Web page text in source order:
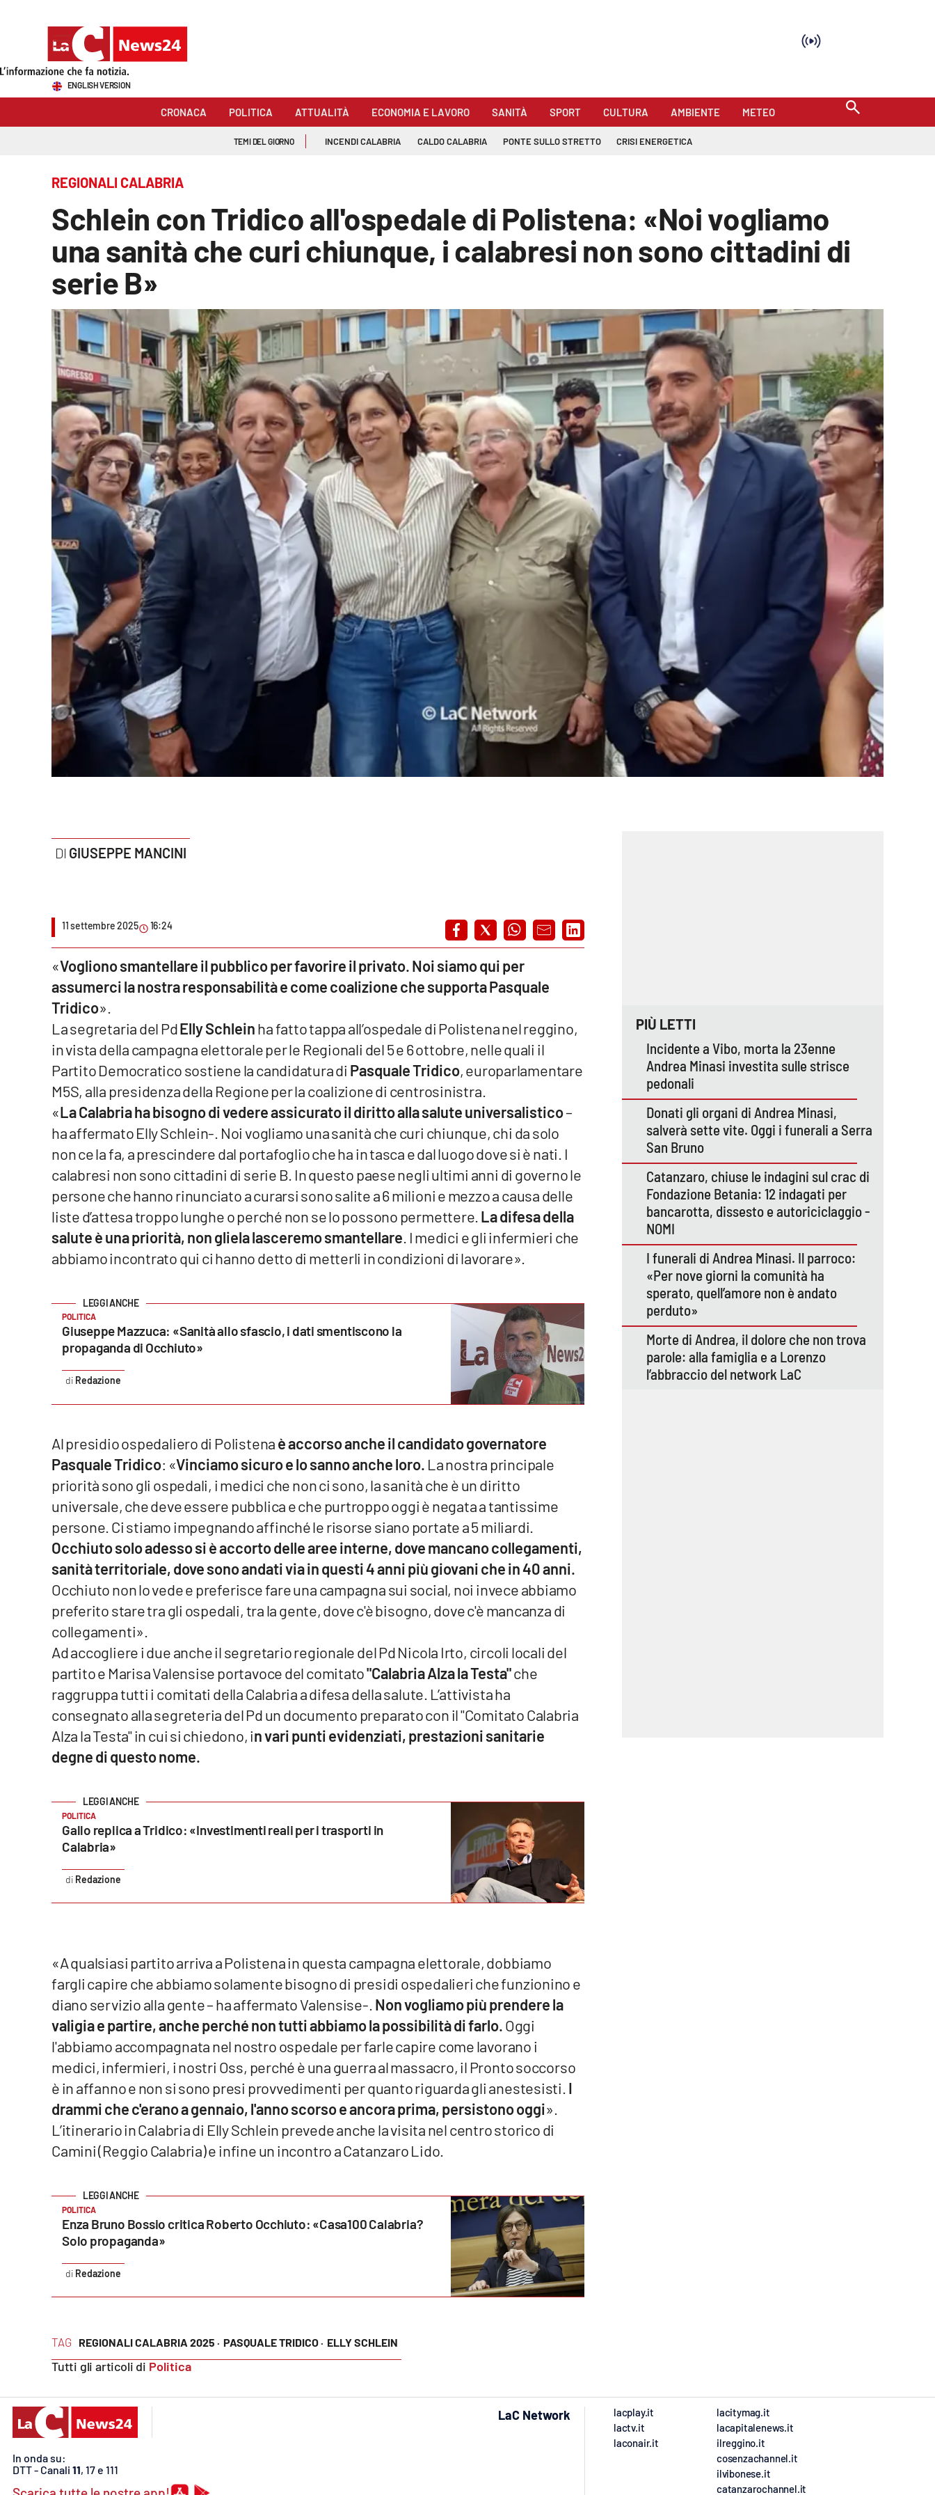
Sezioni
Economia e lavoro
Italia Mondo
Economia e Lavoro
Rubriche
Leggendo Alvaro insieme
Le perfidie di Antonella Grippo
Venti di comunicazione
Streaming
Vibo Valentia
Calabriavisione
Lacapitalenews.it
Cosenzachannel.it
Vai
Cookie policy
ENGLISH VERSION
CRONACA POLITICA ATTUALITÀ ECONOMIA E LAVORO SANITÀ SPORT CULTURA AMBIENTE METEO
TEMI DEL GIORNO INCENDI CALABRIA CALDO CALABRIA PONTE SULLO STRETTO CRISI ENERGETICA
REGIONALI CALABRIA
Schlein con Tridico all'ospedale di Polistena: «Noi vogliamo
una sanità che curi chiunque, i calabresi non sono cittadini di
serie B»
GIUSEPPE MANCINI
11 settembre 2025 16:24
TAG REGIONALI CALABRIA 2025 · PASQUALE TRIDICO · ELLY SCHLEIN
Tutti gli articoli di Politica
«Vogliono smantellare il pubblico per favorire il privato. Noi siamo qui per
assumerci la nostra responsabilità e come coalizione che supporta Pasquale
Tridico».
La segretaria del PdElly Schleinha fatto tappa all’ospedale di Polistena nel reggino,
in vista della campagna elettorale per le Regionali del 5 e 6 ottobre, nelle quali il
Partito Democratico sostiene la candidatura di Pasquale Tridico, europarlamentare
M5S, alla presidenza della Regione per la coalizione di centrosinistra.
«La Calabria ha bisogno di vedere assicurato il diritto alla salute universalistico–
ha affermato Elly Schlein-. Noi vogliamo una sanità che curi chiunque, chi da solo
non ce la fa, a prescindere dal portafoglio che ha in tasca e dal luogo dove si è nati. I
calabresi non sono cittadini di serie B. In questo paese negli ultimi anni di governo le
persone che hanno rinunciato a curarsi sono salite a 6 milioni e mezzo a causa delle
liste d’attesa troppo lunghe o perché non se lo possono permettere. La difesa della
salute è una priorità, non gliela lasceremo smantellare . I medici e gli infermieri che
abbiamo incontrato qui ci hanno detto di metterli in condizioni di lavorare».
POLITICA
Giuseppe Mazzuca: «Sanità allo sfascio, i dati smentiscono la
propaganda di Occhiuto»
Redazione
Al presidio ospedaliero di Polistenaè accorso anche il candidato governatore
Pasquale Tridico: «Vinciamo sicuro e lo sanno anche loro. La nostra principale
priorità sono gli ospedali, i medici che non ci sono, la sanità che è un diritto
universale, che deve essere pubblica e che purtroppo oggi è negata a tantissime
persone. Ci stiamo impegnando affinché le risorse siano portate a 5 miliardi.
Occhiuto solo adesso si è accorto delle aree interne, dove mancano collegamenti,
sanità territoriale, dove sono andati via in questi 4 anni più giovani che in 40 anni.
Occhiuto non lo vede e preferisce fare una campagna sui social, noi invece abbiamo
preferito stare tra gli ospedali, tra la gente, dove c'è bisogno, dove c'è mancanza di
collegamenti».
Ad accogliere i due anche il segretario regionale del Pd Nicola Irto, circoli locali del
partito e Marisa Valensise portavoce del comitato"Calabria Alza la Testa"che
raggruppa tutti i comitati della Calabria a difesa della salute. L’attivista ha
consegnato alla segreteria del Pd un documento preparato con il "Comitato Calabria
Alza la Testa" in cui si chiedono, in vari punti evidenziati, prestazioni sanitarie
degne di questo nome.
POLITICA
Gallo replica a Tridico: «Investimenti reali per i trasporti in
Calabria»
Redazione
«A qualsiasi partito arriva a Polistena in questa campagna elettorale, dobbiamo
fargli capire che abbiamo solamente bisogno di presidi ospedalieri che funzionino e
diano servizio alla gente – ha affermato Valensise-. Non vogliamo più prendere la
valigia e partire, anche perché non tutti abbiamo la possibilità di farlo.Oggi
l'abbiamo accompagnata nel nostro ospedale per farle capire come lavorano i
medici, infermieri, i nostri Oss, perché è una guerra al massacro, il Pronto soccorso
è in affanno e non si sono presi provvedimenti per quanto riguarda gli anestesisti. I
drammi che c'erano a gennaio, l'anno scorso e ancora prima, persistono oggi».
L’itinerario in Calabria di Elly Schlein prevede anche la visita nel centro storico di
Camini (Reggio Calabria) e infine un incontro a Catanzaro Lido.
POLITICA
Enza Bruno Bossio critica Roberto Occhiuto: «Casa100 Calabria?
Solo propaganda»
Redazione
PIÙ LETTI
Incidente a Vibo, morta la 23enne
Andrea Minasi investita sulle strisce
pedonali
Donati gli organi di Andrea Minasi,
salverà sette vite. Oggi i funerali a Serra
San Bruno
Catanzaro, chiuse le indagini sul crac di
Fondazione Betania: 12 indagati per
bancarotta, dissesto e autoriciclaggio -
NOMI
I funerali di Andrea Minasi. Il parroco:
«Per nove giorni la comunità ha
sperato, quell’amore non è andato
perduto»
Morte di Andrea, il dolore che non trova
parole: alla famiglia e a Lorenzo
l’abbraccio del network LaC
In onda su:
DTT - Canali 11, 17 e 111
LaC Network
lacplay.it
lactv.it
laconair.it
lacitymag.it
lacapitalenews.it
ilreggino.it
cosenzachannel.it
ilvibonese.it
catanzarochannel.it